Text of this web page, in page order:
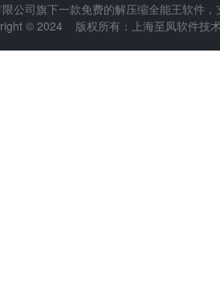
公司旗下一款免费的解压缩全能王软件
© 2024 版权所有：上海至凤软件技